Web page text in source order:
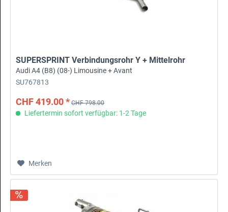
SUPERSPRINT Verbindungsrohr Y + Mittelrohr
Audi A4 (B8) (08-) Limousine + Avant
SU767813
CHF 419.00 * CHF 798.00
Liefertermin sofort verfügbar: 1-2 Tage
Merken